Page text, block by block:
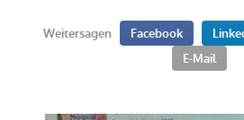
Weitersagen Facebook
E-Mail